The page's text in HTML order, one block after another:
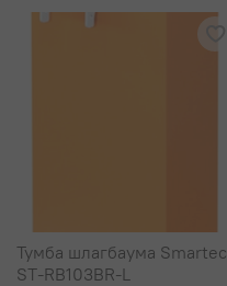
Тумба шлагбаума Smartec
ST-RB103BR-L